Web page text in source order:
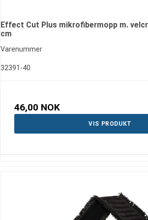
Effect Cut Plus mikrofibermopp m.
cm
Varenummer
32391-40
46,00 NOK
VIS PRODUKT